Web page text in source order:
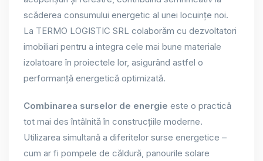
scăderea consumului energetic al unei locuințe noi.
La TERMO LOGISTIC SRL colaborăm cu dezvoltatori
imobiliari pentru a integra cele mai bune materiale
izolatoare în proiectele lor, asigurând astfel o
performanță energetică optimizată.
Combinarea surselor de energie este o practică
tot mai des întâlnită în construcțiile moderne.
Utilizarea simultană a diferitelor surse energetice –
cum ar fi pompele de căldură, panourile solare